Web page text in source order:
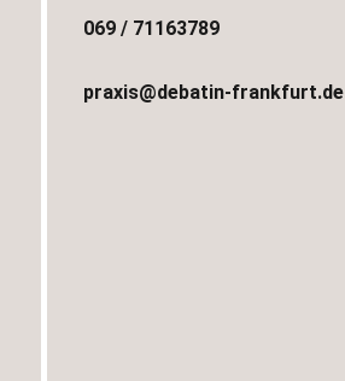
069 / 71163789
praxis@debatin-frankfurt.de